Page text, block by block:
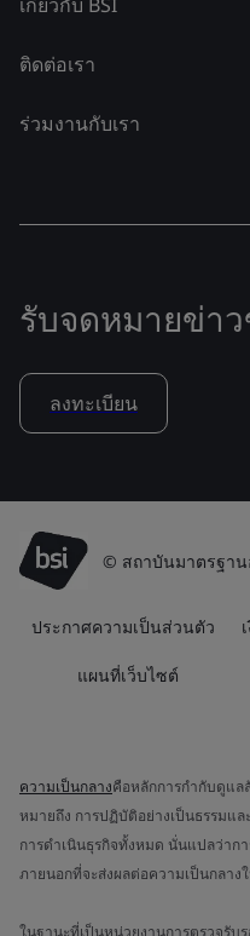
ติดต่อเรา
ร่วมงานกับเรา
รับจดหมายข่าว
ลงทะเบียน
© สถาบันมาตรฐาน
ประกาศความเป็นส่วนตัว
แผนที่เว็บไซต์
ความเป็นกลางคือหลักการกำกับดูแล
หมายถึง การปฏิบัติอย่างเป็นธรรมแ
การดำเนินธุรกิจทั้งหมด นั่นแปลว่าก
ภายนอกที่จะส่งผลต่อความเป็นกลาง
ในฐานะที่เป็นหน่วยงานการตรวจรับ